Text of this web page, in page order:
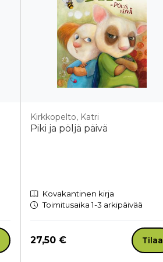
Kirkkopelto, Katri
Piki ja pöljä päivä
Kovakantinen kirja
Toimitusaika 1-3 arkipäivää
Hinta nyt
27,50 € Tilaa